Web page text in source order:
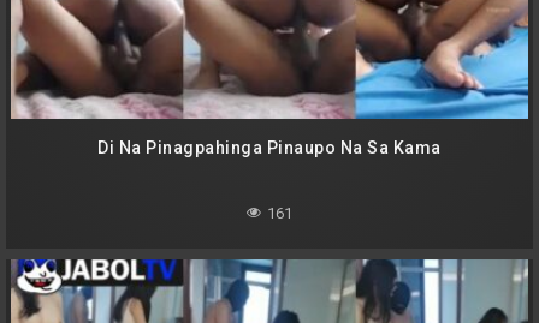
Di Na Pinagpahinga Pinaupo Na Sa Kama
161